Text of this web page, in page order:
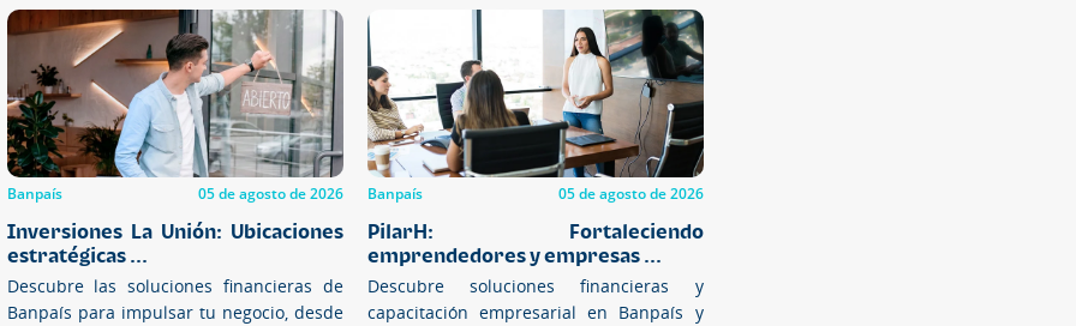
Banpaís 05 de agosto de 2026
Inversiones La Unión: Ubicaciones
estratégicas ...
Descubre las soluciones financieras de
Banpaís para impulsar tu negocio, desde
Banpaís 05 de agosto de 2026
PilarH: Fortaleciendo
emprendedores y empresas ...
Descubre soluciones financieras y
capacitación empresarial en Banpaís y